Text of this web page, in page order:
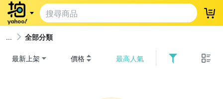
登
全部分類
最新上架 價格 最高人氣